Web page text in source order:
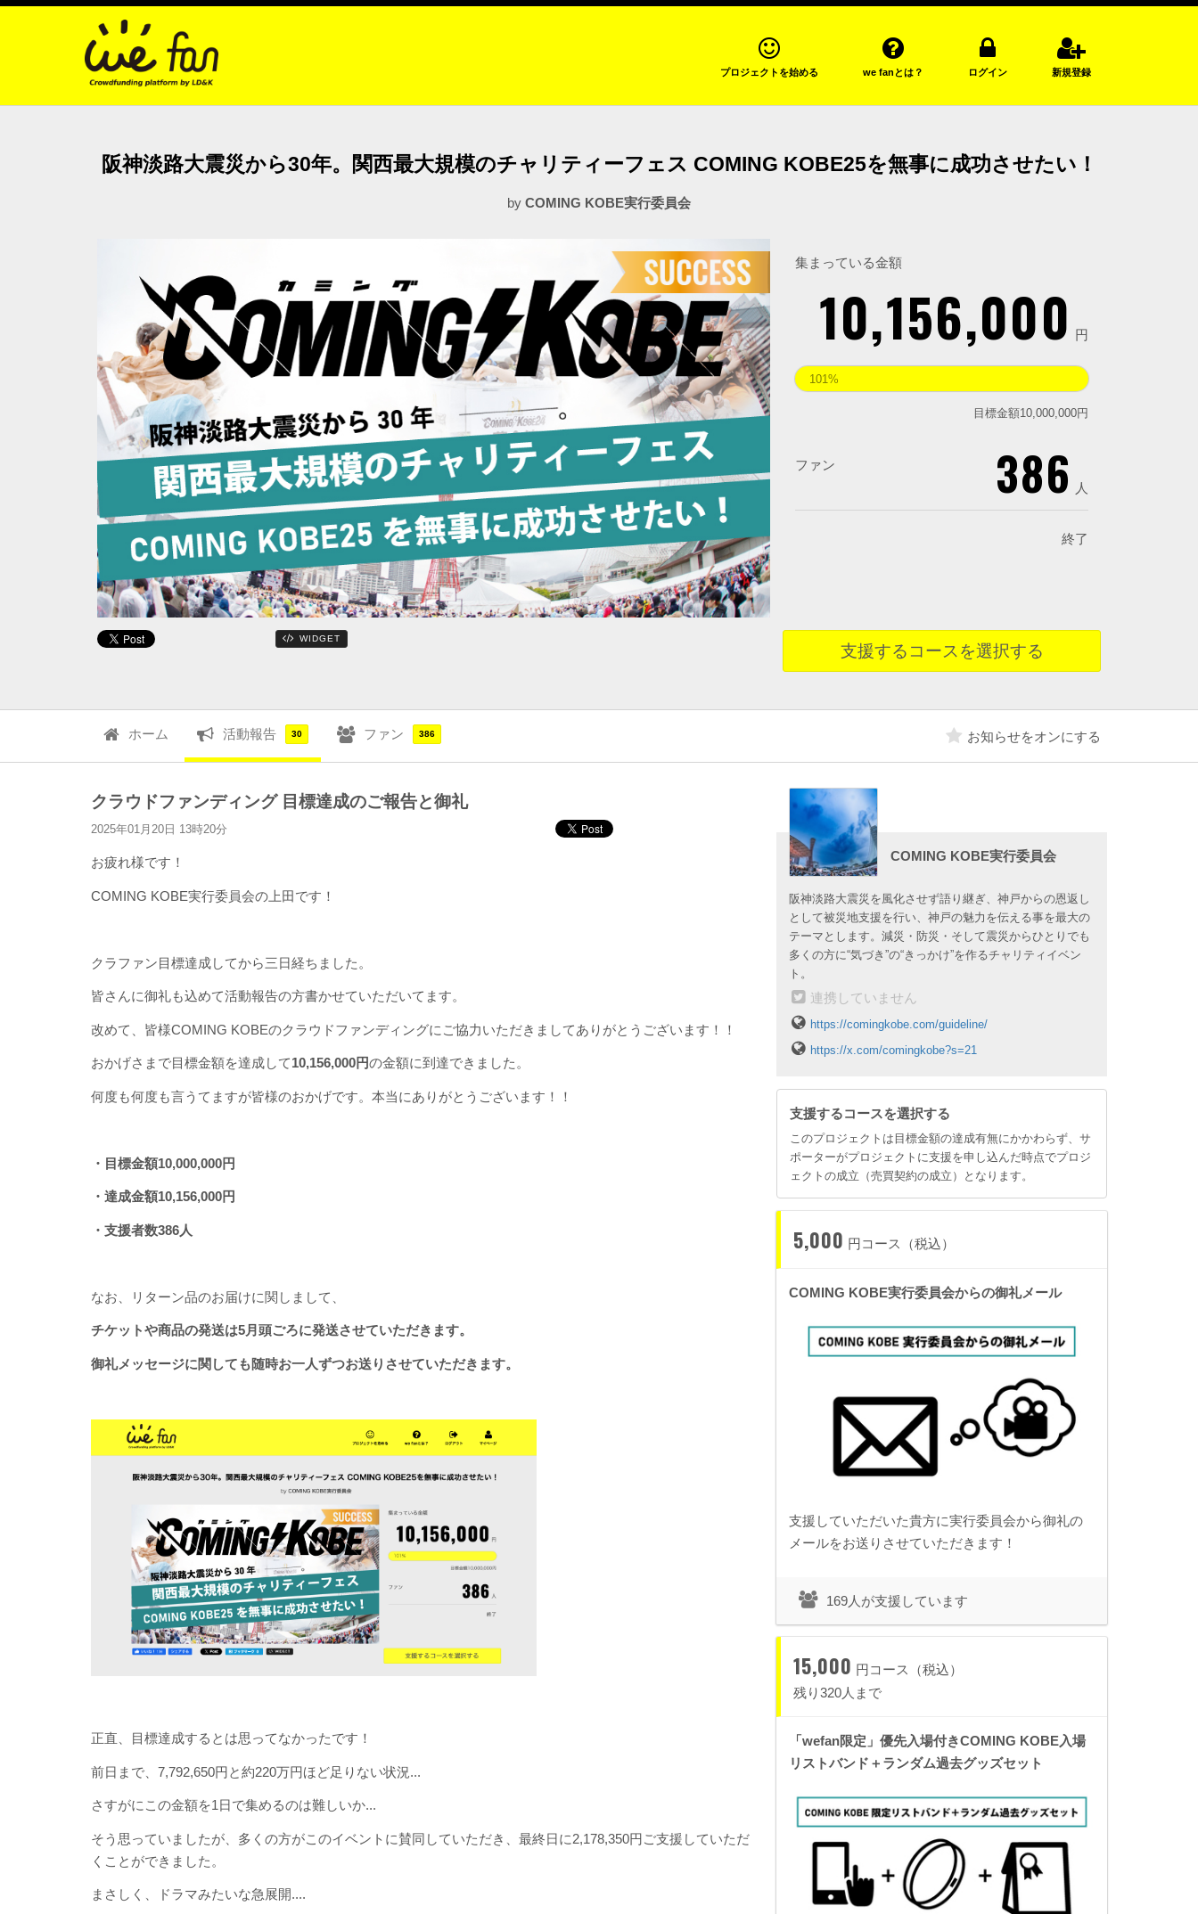
プロジェクトを始める we fanとは？ ログイン 新規登録
阪神淡路大震災から30年。関西最大規模のチャリティーフェス COMING KOBE25を無事に成功させたい！
by COMING KOBE実行委員会
集まっている金額
10,156,000 円
101%
目標金額10,000,000円
ファン 386 人
終了
WIDGET
支援するコースを選択する
ホーム 活動報告 30 ファン 386 お知らせをオンにする
クラウドファンディング 目標達成のご報告と御礼
2025年01月20日 13時20分
お疲れ様です！
COMING KOBE実行委員会の上田です！
クラファン目標達成してから三日経ちました。
皆さんに御礼も込めて活動報告の方書かせていただいてます。
改めて、皆様COMING KOBEのクラウドファンディングにご協力いただきましてありがとうございます！！
おかげさまで目標金額を達成して10,156,000円の金額に到達できました。
何度も何度も言うてますが皆様のおかげです。本当にありがとうございます！！
・目標金額10,000,000円
・達成金額10,156,000円
・支援者数386人
なお、リターン品のお届けに関しまして、
チケットや商品の発送は5月頭ごろに発送させていただきます。
御礼メッセージに関しても随時お一人ずつお送りさせていただきます。
正直、目標達成するとは思ってなかったです！
前日まで、7,792,650円と約220万円ほど足りない状況...
さすがにこの金額を1日で集めるのは難しいか...
そう思っていましたが、多くの方がこのイベントに賛同していただき、最終日に2,178,350円ご支援していただ
くことができました。
まさしく、ドラマみたいな急展開....
COMING KOBE実行委員会
阪神淡路大震災を風化させず語り継ぎ、神戸からの恩返し
として被災地支援を行い、神戸の魅力を伝える事を最大の
テーマとします。減災・防災・そして震災からひとりでも
多くの方に“気づき”の“きっかけ”を作るチャリティイベン
ト。
連携していません
https://comingkobe.com/guideline/
https://x.com/comingkobe?s=21
支援するコースを選択する
このプロジェクトは目標金額の達成有無にかかわらず、サ
ポーターがプロジェクトに支援を申し込んだ時点でプロジ
ェクトの成立（売買契約の成立）となります。
5,000 円コース（税込）
COMING KOBE実行委員会からの御礼メール
支援していただいた貴方に実行委員会から御礼の
メールをお送りさせていただきます！
169人が支援しています
15,000 円コース（税込）
残り320人まで
「wefan限定」優先入場付きCOMING KOBE入場
リストバンド＋ランダム過去グッズセット